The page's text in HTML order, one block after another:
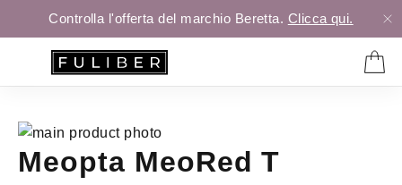
Controlla l'offerta del marchio Beretta. Clicca qui.
Vai
alla
fine
Vai
all'inizio
Meopta MeoRed T